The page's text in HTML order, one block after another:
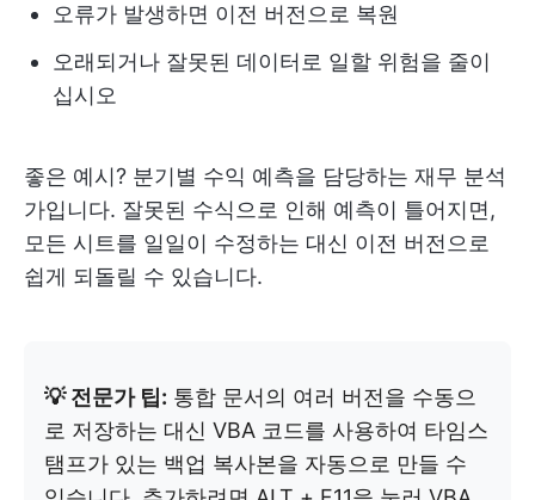
오류가 발생하면 이전 버전으로 복원
오래되거나 잘못된 데이터로 일할 위험을 줄이
십시오
좋은 예시? 분기별 수익 예측을 담당하는 재무 분석
가입니다. 잘못된 수식으로 인해 예측이 틀어지면,
모든 시트를 일일이 수정하는 대신 이전 버전으로
쉽게 되돌릴 수 있습니다.
💡 전문가 팁: 통합 문서의 여러 버전을 수동으
로 저장하는 대신 VBA 코드를 사용하여 타임스
탬프가 있는 백업 복사본을 자동으로 만들 수